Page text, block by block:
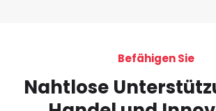
Befähigen Sie
Nahtlose